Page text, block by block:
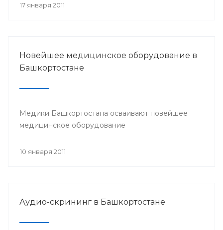
17 января 2011
Новейшее медицинское оборудование в
Башкортостане
Медики Башкортостана осваивают новейшее
медицинское оборудование
10 января 2011
Аудио-скрининг в Башкортостане